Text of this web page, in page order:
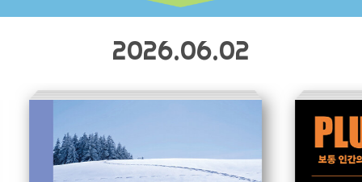
2026.06.02